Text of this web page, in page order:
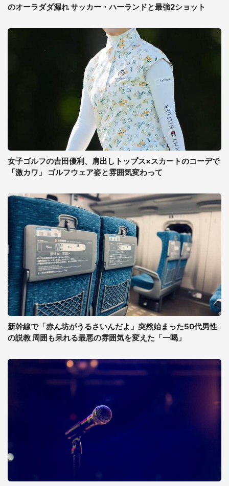
のオーラダダ漏れ サッカー・ハーランドと最強2ショット
女子ゴルフの吉田優利、肩出しトップス×スカートのコーデで
「激カワ」 ゴルフウェア姿と雰囲気変わって
新幹線で「赤ん坊がうるさいんだよ」突然始まった50代男性
の説教 周囲も呆れる最悪の雰囲気を変えた「一喝」